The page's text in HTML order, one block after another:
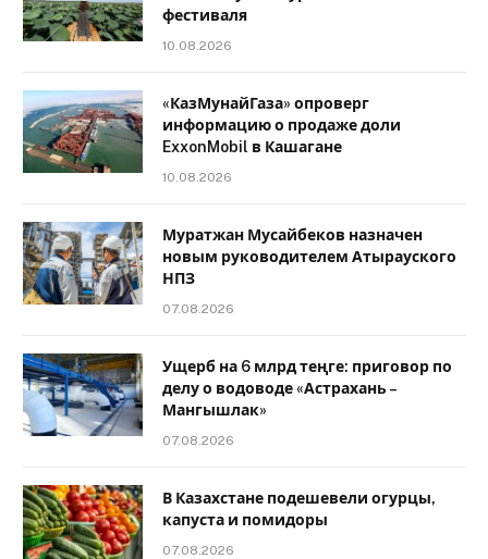
фестиваля
10.08.2026
«КазМунайГаза» опроверг
информацию о продаже доли
ExxonMobil в Кашагане
10.08.2026
Муратжан Мусайбеков назначен
новым руководителем Атырауского
НПЗ
07.08.2026
Ущерб на 6 млрд теңге: приговор по
делу о водоводе «Астрахань –
Мангышлак»
07.08.2026
В Казахстане подешевели огурцы,
капуста и помидоры
07.08.2026